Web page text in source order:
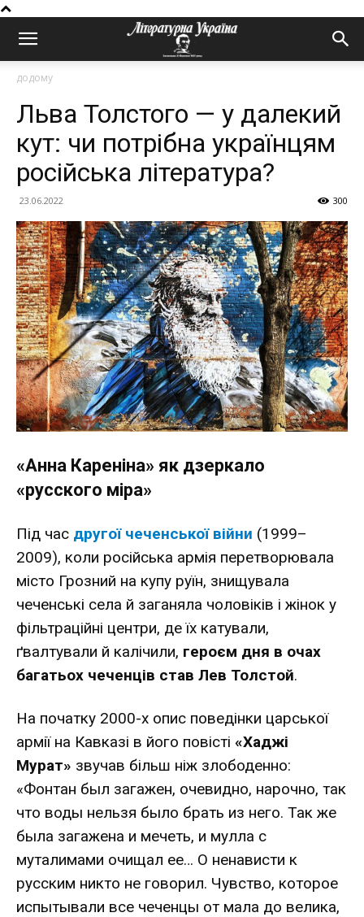
додому
Льва Толстого — у далекий
кут: чи потрібна українцям
російська література?
23.06.2022 300
«Анна Кареніна» як дзеркало
«русского міра»
Під час другої чеченської війни (1999–
2009), коли російська армія перетворювала
місто Грозний на купу руїн, знищувала
чеченські села й заганяла чоловіків і жінок у
фільтраційні центри, де їх катували,
ґвалтували й калічили, героєм дня в очах
багатьох чеченців став Лев Толстой.
На початку 2000-х опис поведінки царської
армії на Кавказі в його повісті «Хаджі
Мурат» звучав більш ніж злободенно:
«Фонтан был загажен, очевидно, нарочно, так
что воды нельзя было брать из него. Так же
была загажена и мечеть, и мулла с
муталимами очищал ее… О ненависти к
русским никто не говорил. Чувство, которое
испытывали все чеченцы от мала до велика,